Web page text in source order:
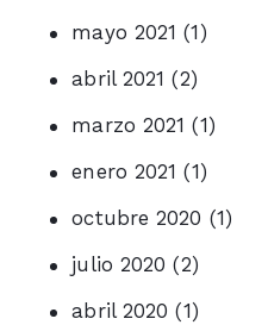
mayo 2021 (1)
abril 2021 (2)
marzo 2021 (1)
enero 2021 (1)
octubre 2020 (1)
julio 2020 (2)
abril 2020 (1)